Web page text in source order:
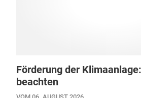
Förderung der
beachten